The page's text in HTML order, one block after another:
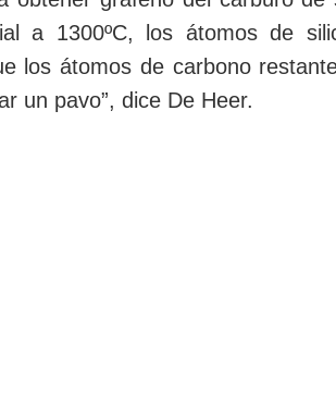
a 1300ºC, los átomos de
los átomos de carbono
un pavo”, dice De Heer.